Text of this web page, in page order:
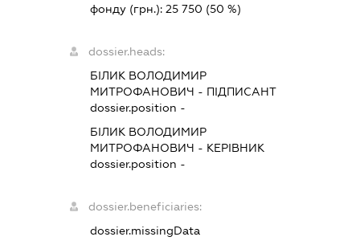
фонду (грн.): 25 750 (50 %)
dossier.heads:
БІЛИК ВОЛОДИМИР
МИТРОФАНОВИЧ - ПІДПИСАНТ
dossier.position -
БІЛИК ВОЛОДИМИР
МИТРОФАНОВИЧ - КЕРІВНИК
dossier.position -
dossier.beneficiaries:
dossier.missingData